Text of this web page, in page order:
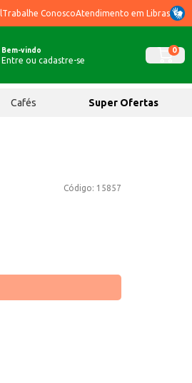
Trabalhe ConoscoAtendimento em Libras
Bem-vindo
Entre ou cadastre-se
0
Cafés Super Ofertas
Código: 15857